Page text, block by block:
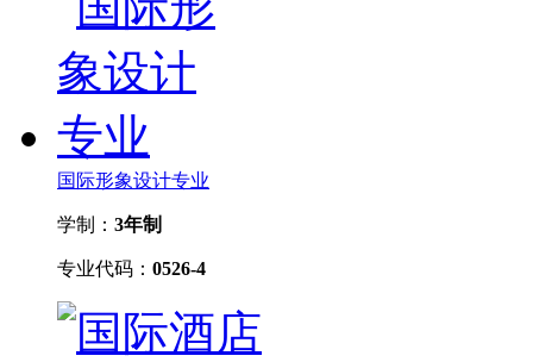
国际形象设计专业
学制： 3年制
专业代码： 0526-4